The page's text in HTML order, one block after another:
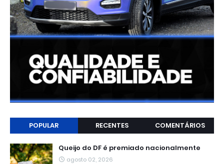
POPULAR RECENTES COMENTÁRIOS
Queijo do DF é premiado nacionalmente
agosto 02, 2026